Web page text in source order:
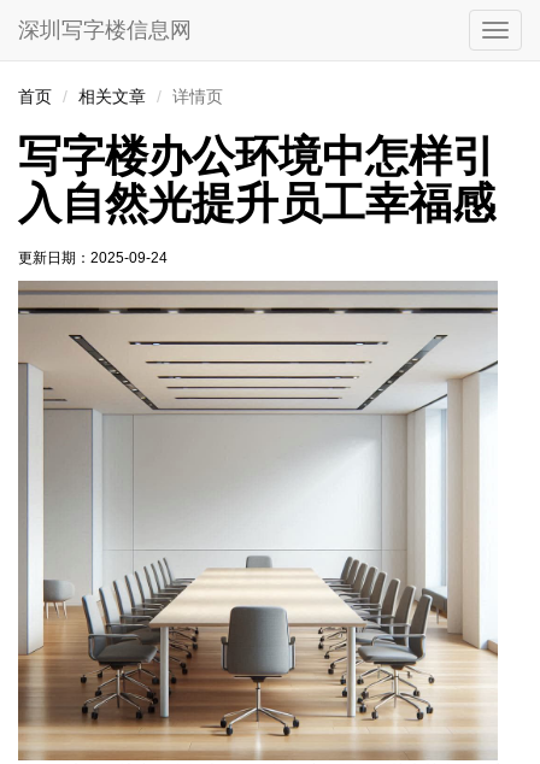
切
换
深圳写字楼信息网
首页 相关文章 详情页
写字楼办公环境中怎样引
入自然光提升员工幸福感
更新日期： 2025-09-24